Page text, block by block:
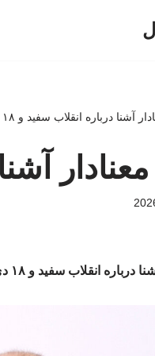
آشنا درباره انقلاب سفید و ۱۸ دی
آشنا
درباره انقلاب سفید و ۱۸ دی